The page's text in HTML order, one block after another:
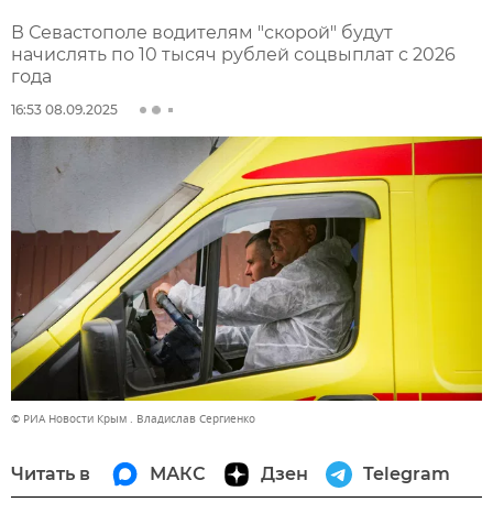
В Севастополе водителям "скорой" будут
начислять по 10 тысяч рублей соцвыплат с 2026
года
16:53 08.09.2025
© РИА Новости Крым . Владислав Сергиенко
Читать в МАКС Дзен Telegram